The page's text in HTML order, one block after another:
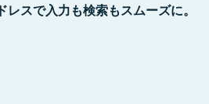
レスで入力も検索もスムーズに。